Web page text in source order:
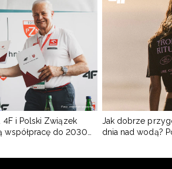
4F i Polski Związek
współpracę do 2030
Jak dobrze
dnia nad wodą?